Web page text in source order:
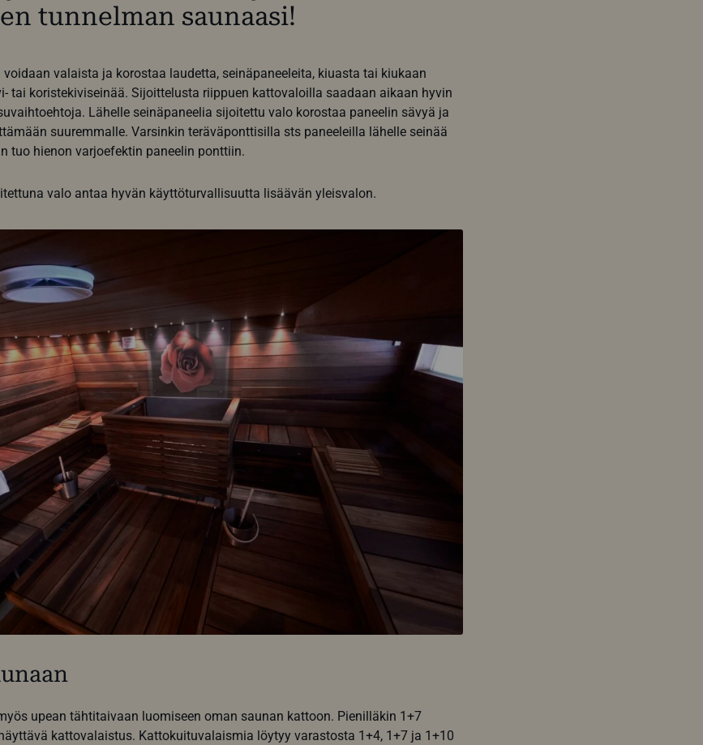
tunnelman saunaasi!
valaista ja korostaa laudetta, seinäpaneeleita, kiuasta tai kiukaan
tai koristekiviseinää. Sijoittelusta riippuen kattovaloilla saadaan aikaan hyvin
Lähelle seinäpaneelia sijoitettu valo korostaa paneelin sävyä ja
suuremmalle. Varsinkin teräväponttisilla sts paneeleilla lähelle seinää
tuo hienon varjoefektin paneelin ponttiin.
valo antaa hyvän käyttöturvallisuutta lisäävän yleisvalon.
upean tähtitaivaan luomiseen oman saunan kattoon. Pienilläkin 1+7
kattovalaistus. Kattokuituvalaismia löytyy varastosta 1+4, 1+7 ja 1+10